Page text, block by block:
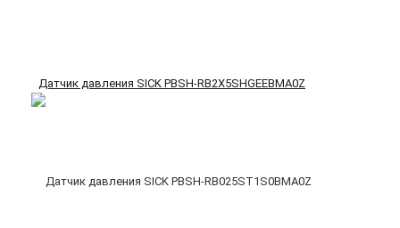
Датчик давления SICK PBSH-RB2X5SHGEEBMA0Z